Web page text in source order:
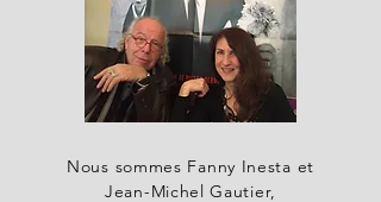
Nous sommes Fanny Inesta et
Jean-Michel Gautier,